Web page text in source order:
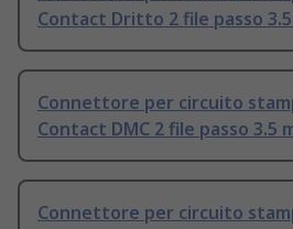
Contact Dritto 2 file passo
Connettore per circuito
Contact DMC 2 file passo 3.5
Connettore per circuito